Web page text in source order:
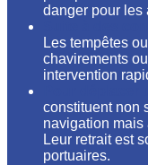
danger pour les
Les tempêtes
chavirements
intervention
constituent non
navigation mais
Leur retrait est
portuaires.